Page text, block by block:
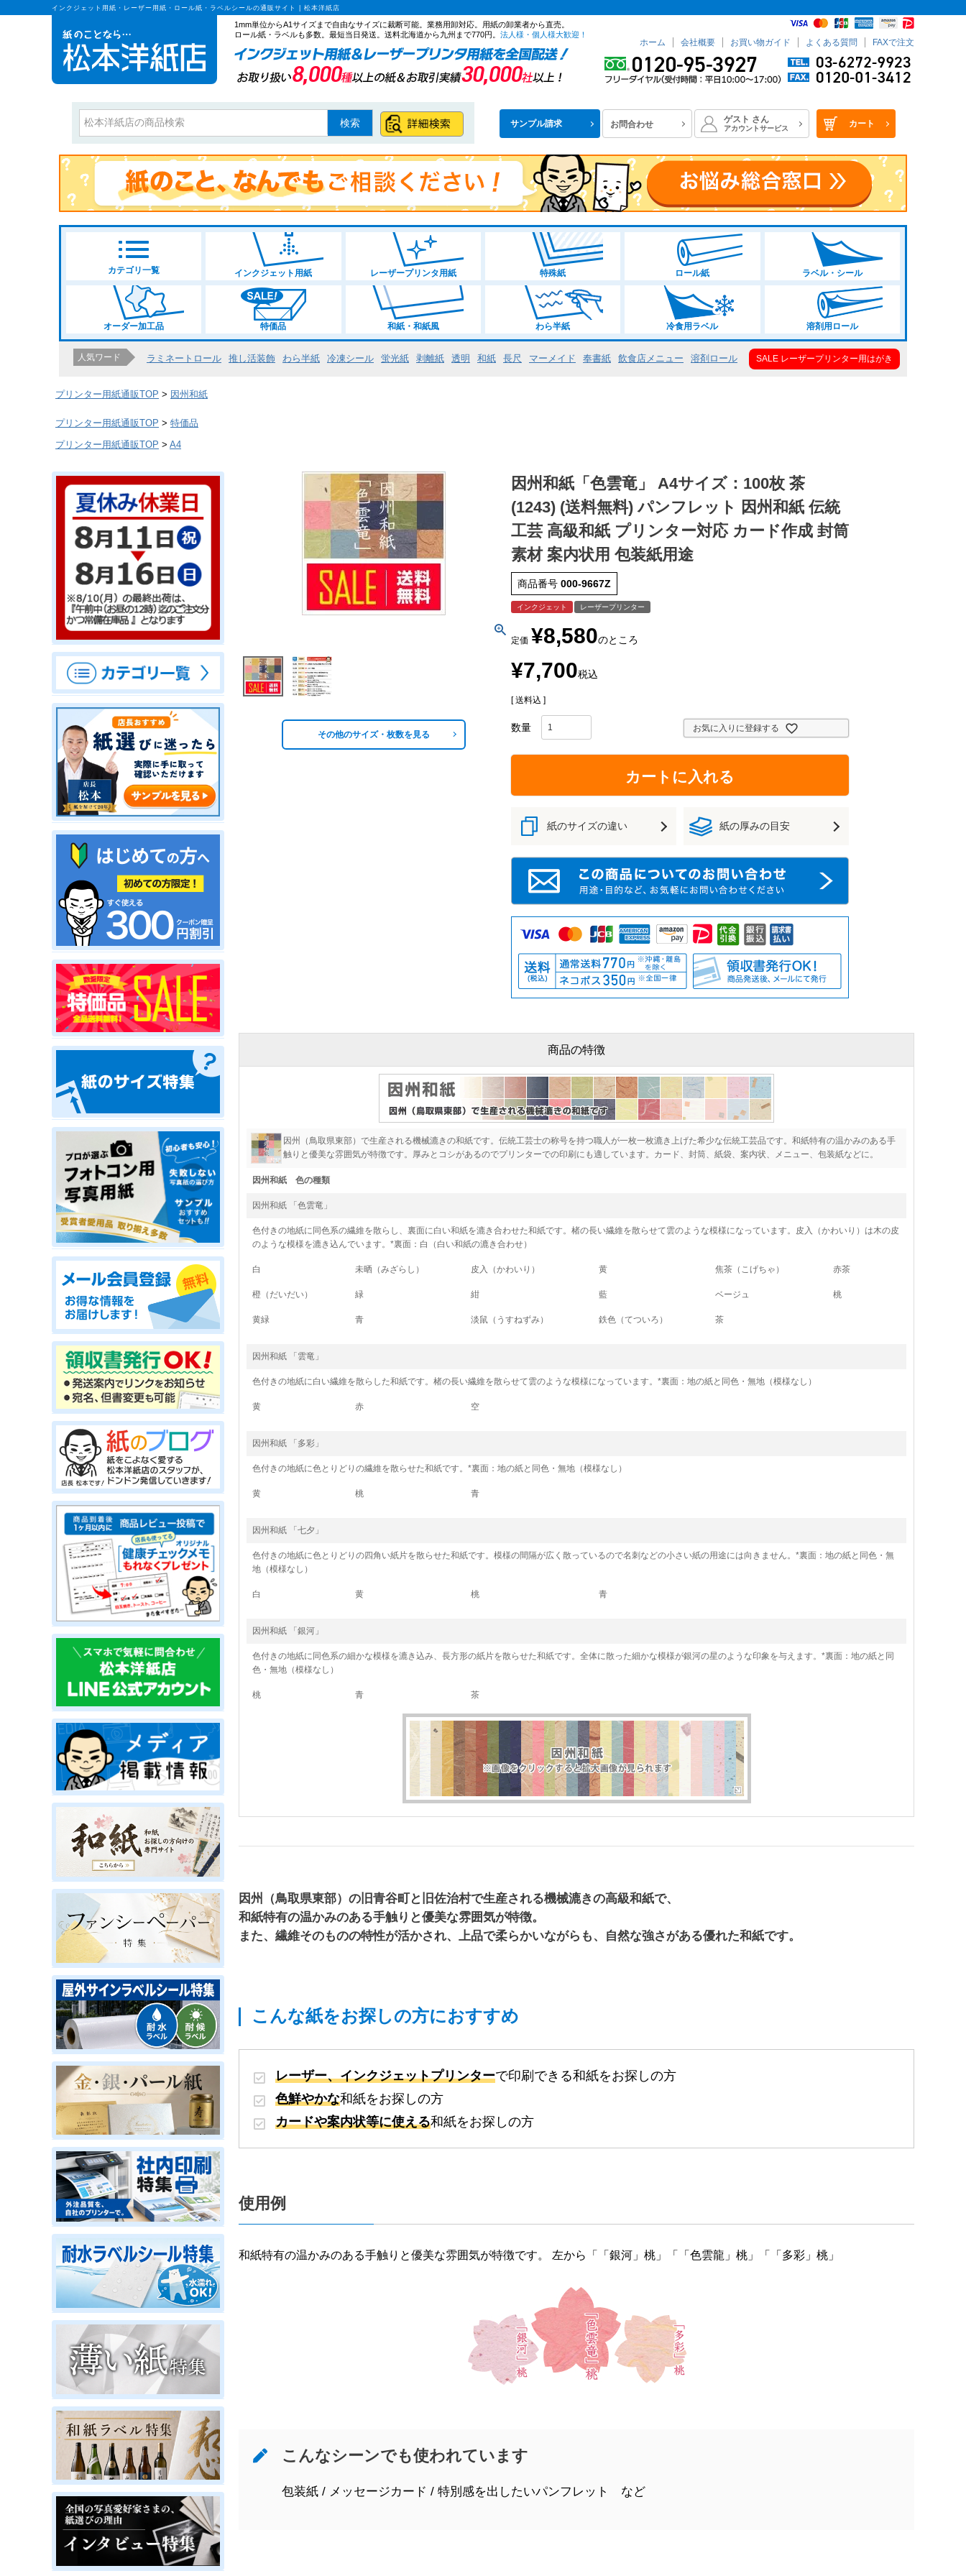
インクジェット用紙・レーザー用紙・ロール紙・ラベルシールの通販サイト | 松本洋紙店
1mm単位からA1サイズまで自由なサイズに裁断可能。業務用卸対応。用紙の卸業者から直売。
ロール紙・ラベルも多数。最短当日発送。送料北海道から九州まで770円。 法人様・個人様大歓迎！
ホーム 会社概要 お買い物ガイド よくある質問 FAXで注文
サンプル請求 お問合わせ ゲスト さん
アカウントサービス カート
検索
カテゴリ一覧 インクジェット用紙 レーザープリンタ用紙 特殊紙 ロール紙 ラベル・シール
オーダー加工品 特価品 和紙・和紙風 わら半紙 冷食用ラベル 溶剤用ロール
人気ワード ラミネートロール 推し活装飾 わら半紙 冷凍シール 蛍光紙 剥離紙 透明 和紙 長尺 マーメイド 奉書紙 飲食店メニュー 溶剤ロール SALE レーザープリンター用はがき
プリンター用紙通販TOP 因州和紙
プリンター用紙通販TOP
特価品
プリンター用紙通販TOP
A4
その他のサイズ・枚数を見る
因州和紙「色雲竜」 A4サイズ：100枚 茶
(1243) (送料無料) パンフレット 因州和紙 伝統
工芸 高級和紙 プリンター対応 カード作成 封筒
素材 案内状用 包装紙用途
商品番号 000-9667Z
インクジェット レーザープリンター
定価 ¥8,580のところ
¥7,700税込
送料込
お気に入りに登録する
カートに入れる
紙のサイズの違い 紙の厚みの目安
商品の特徴
因州（鳥取県東部）で生産される機械漉きの和紙です。伝統工芸士の称号を持つ職人が一枚一枚漉き上げた希少な伝統工芸品です。和紙特有の温かみのある手
触りと優美な雰囲気が特徴です。厚みとコシがあるのでプリンターでの印刷にも適しています。カード、封筒、紙袋、案内状、メニュー、包装紙などに。
因州和紙 色の種類
因州和紙 「色雲竜」
色付きの地紙に同色系の繊維を散らし、裏面に白い和紙を漉き合わせた和紙です。楮の長い繊維を散らせて雲のような模様になっています。皮入（かわいり）は木の皮
のような模様を漉き込んでいます。*裏面：白（白い和紙の漉き合わせ）
白 未晒（みざらし） 皮入（かわいり） 黄 焦茶（こげちゃ） 赤茶
橙（だいだい） 緑 紺 藍 ベージュ 桃
黄緑 青 淡鼠（うすねずみ） 鉄色（てついろ） 茶
因州和紙 「雲竜」
色付きの地紙に白い繊維を散らした和紙です。楮の長い繊維を散らせて雲のような模様になっています。*裏面：地の紙と同色・無地（模様なし）
黄 赤 空
因州和紙 「多彩」
色付きの地紙に色とりどりの繊維を散らせた和紙です。*裏面：地の紙と同色・無地（模様なし）
黄 桃 青
因州和紙 「七夕」
色付きの地紙に色とりどりの四角い紙片を散らせた和紙です。模様の間隔が広く散っているので名刺などの小さい紙の用途には向きません。*裏面：地の紙と同色・無
地（模様なし）
白 黄 桃 青
因州和紙 「銀河」
色付きの地紙に同色系の細かな模様を漉き込み、長方形の紙片を散らせた和紙です。全体に散った細かな模様が銀河の星のような印象を与えます。*裏面：地の紙と同
色・無地（模様なし）
桃 青 茶
因州（鳥取県東部）の旧青谷町と旧佐治村で生産される機械漉きの高級和紙で、
和紙特有の温かみのある手触りと優美な雰囲気が特徴。
また、繊維そのものの特性が活かされ、上品で柔らかいながらも、自然な強さがある優れた和紙です。
こんな紙をお探しの方におすすめ
レーザー、インクジェットプリンターで印刷できる和紙をお探しの方
色鮮やかな和紙をお探しの方
カードや案内状等に使える和紙をお探しの方
使用例
和紙特有の温かみのある手触りと優美な雰囲気が特徴です。 左から「「銀河」桃」「「色雲龍」桃」「「多彩」桃」
こんなシーンでも使われています
包装紙 / メッセージカード / 特別感を出したいパンフレット など